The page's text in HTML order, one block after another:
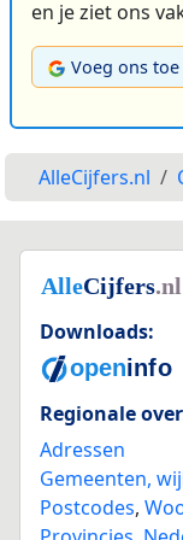
en je ziet ons
Voeg ons
AlleCijfers.nl
Downloads:
Regionale
Adressen
Gemeenten,
Postcodes,